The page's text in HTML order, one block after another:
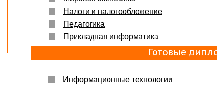
Налоги и налогообложение
Педагогика
Прикладная информатика
Готовые
Информационные технологии